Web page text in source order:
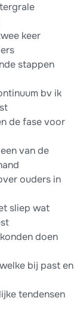
keer
stappen
bv ik
de fase voor
van de
ouders in
sliep wat
doen
bij past en
tendensen